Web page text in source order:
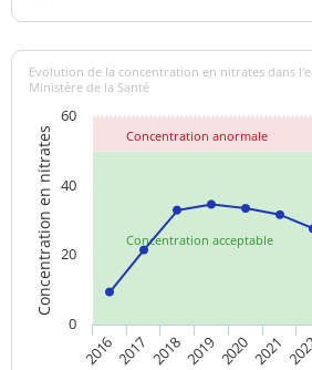
Concentration acceptable
Concentration anormale
Concentration en nitrates
Evolution de la concentration en nitrates dans
Ministère de la Santé
20162017 2018201920202021
0
20
40
60